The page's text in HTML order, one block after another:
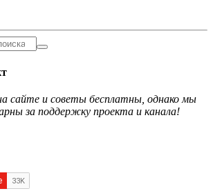
сайте и советы бесплатны, однако мы
за поддержку проекта и канала!